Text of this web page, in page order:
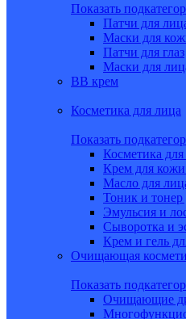
Показать
Патчи для
Маски для
Патчи для глаз
Маски для
BB крем
Косметика для лица
Показать
Косметика для
Крем для кожи
Масло для
Тоник и тонер
Эмульсия и
Сыворотка и
Крем и гель
Очищающая
Показать
Очищающие